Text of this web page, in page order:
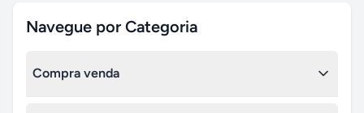
Navegue por Categoria
Compra venda